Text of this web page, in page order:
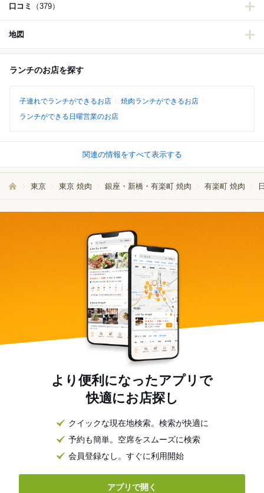
口コミ （379）
地図
ランチのお店を探す
子連れでランチができるお店
焼肉ランチができるお店
ランチができる日曜営業のお店
関連の情報をすべて表示する
東京 東京 焼肉 銀座・新橋・有楽町 焼肉 有楽町 焼肉
より便利になったアプリで
快適にお店探し
クイックな現在地検索。検索が快適に
予約も簡単。空席をスムーズに検索
会員登録なし。すぐに利用開始
アプリで開く